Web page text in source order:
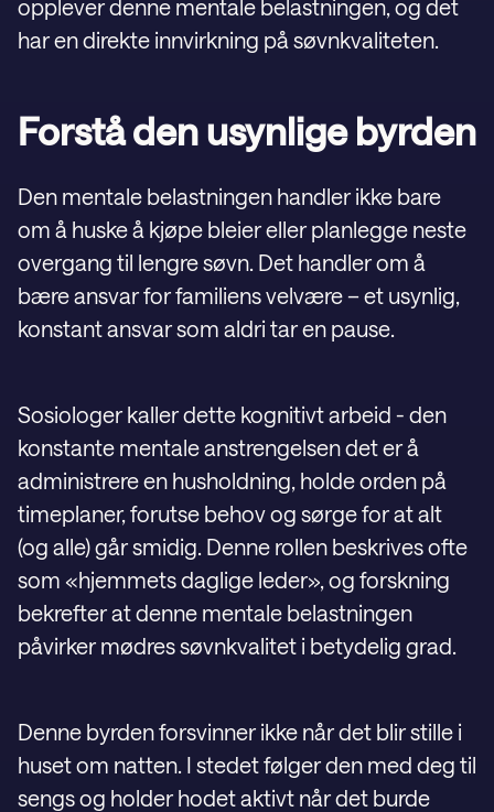
opplever denne mentale belastningen, og det
har en direkte innvirkning på søvnkvaliteten.
Forstå den usynlige byrden
Den mentale belastningen handler ikke bare
om å huske å kjøpe bleier eller planlegge neste
overgang til lengre søvn. Det handler om å
bære ansvar for familiens velvære – et usynlig,
konstant ansvar som aldri tar en pause.
Sosiologer kaller dette kognitivt arbeid - den
konstante mentale anstrengelsen det er å
administrere en husholdning, holde orden på
timeplaner, forutse behov og sørge for at alt
(og alle) går smidig. Denne rollen beskrives ofte
som «hjemmets daglige leder», og forskning
bekrefter at denne mentale belastningen
påvirker mødres søvnkvalitet i betydelig grad.
Denne byrden forsvinner ikke når det blir stille i
huset om natten. I stedet følger den med deg til
sengs og holder hodet aktivt når det burde